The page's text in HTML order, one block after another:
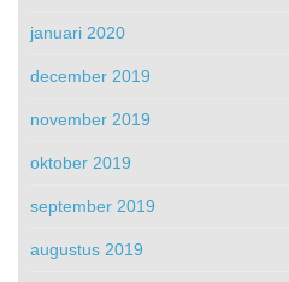
januari 2020
december 2019
november 2019
oktober 2019
september 2019
augustus 2019